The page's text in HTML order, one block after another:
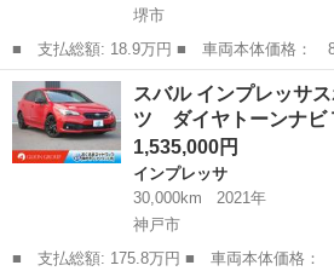
堺市
■ 支払総額: 18.9万円 ■ 車両本体価格： 89,000 円 ■ メーカー
名： スバル ■ 車種名： ステラ ■ グレ
買取車 車検令和８年８月 ナビ ＴＶ 社
ール オートエ...
大阪 堺市
スバル インプレッサ
ツ ダイヤトーンナ
1,535,000円
インプレッサ
30,000km
2021年
神戸市
■ 支払総額: 175.8万円 ■ 車両本体価格： 1,535,000 円 ■ メーカ